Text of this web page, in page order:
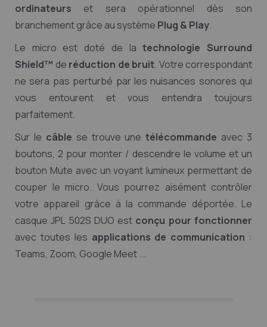
ordinateurs et sera opérationnel dès son
branchement grâce au système Plug & Play.
Le micro est doté de latechnologie Surround
Shield™ de réduction de bruit. Votre correspondant
ne sera pas perturbé par les nuisances sonores qui
vous entourent et vous entendra toujours
parfaitement.
Sur le câble se trouve unetélécommande avec 3
boutons, 2 pour monter / descendre le volume et un
bouton Mute avec un voyant lumineux permettant de
couper le micro. Vous pourrez aisément contrôler
votre appareil grâce à la commande déportée. Le
casque JPL 502S DUO est conçu pour fonctionner
avec toutes les applications de communication :
Teams, Zoom, Google Meet ...